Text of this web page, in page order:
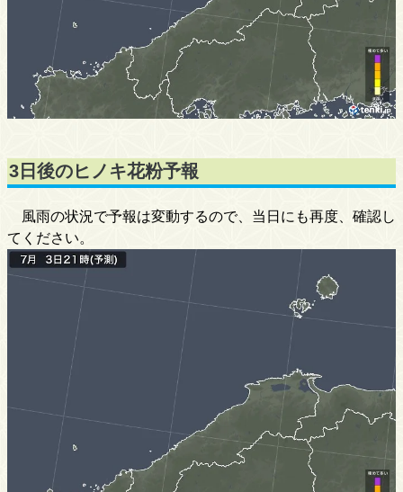
3日後のヒノキ花粉予報
風雨の状況で予報は変動するので、当日にも再度、確認し
てください。